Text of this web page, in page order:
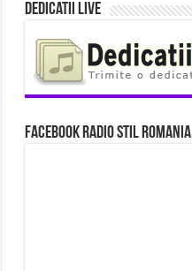
Dedicatii Live
Facebook Radio Stil Romania